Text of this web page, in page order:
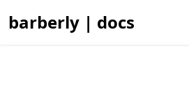
barberly | docs